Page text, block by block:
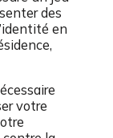
des
en
votre